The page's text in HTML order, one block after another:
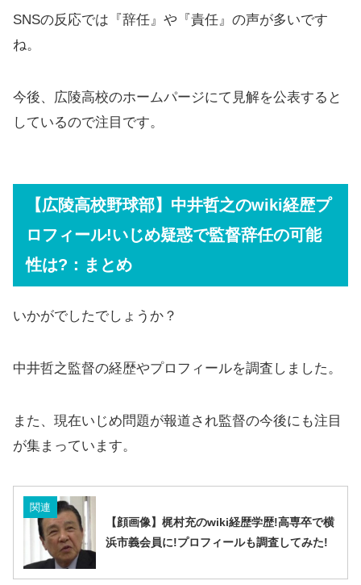
SNSの反応では『辞任』や『責任』の声が多いです
ね。
今後、広陵高校のホームパージにて見解を公表すると
しているので注目です。
【広陵高校野球部】中井哲之のwiki経歴プ
ロフィール!いじめ疑惑で監督辞任の可能
性は?：まとめ
いかがでしたでしょうか？
中井哲之監督の経歴やプロフィールを調査しました。
また、現在いじめ問題が報道され監督の今後にも注目
が集まっています。
関連
【顔画像】梶村充のwiki経歴学歴!高専卒で横
浜市義会員に!プロフィールも調査してみた!